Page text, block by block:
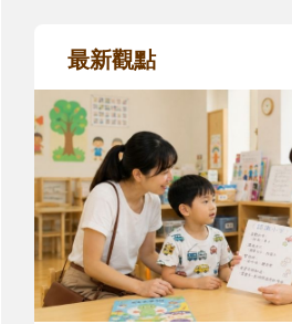
最新觀點